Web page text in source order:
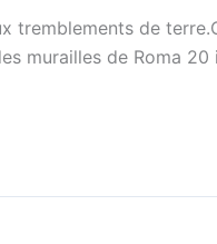
tremblements de
murailles de Roma